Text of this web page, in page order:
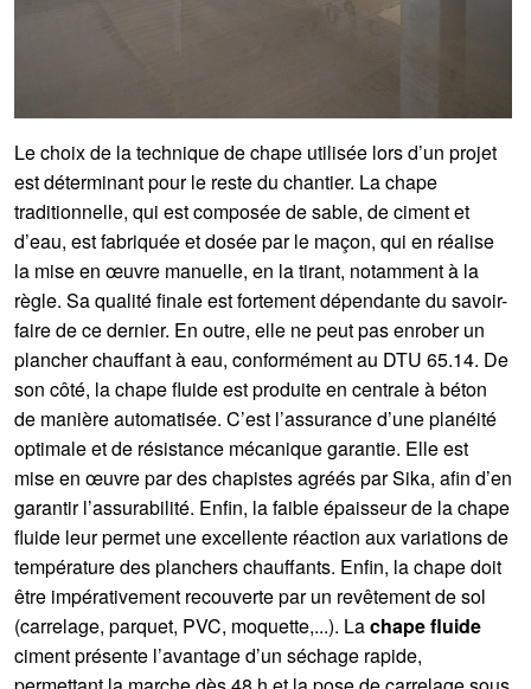
Le choix de la technique de chape utilisée lors d’un projet
est déterminant pour le reste du chantier. La chape
traditionnelle, qui est composée de sable, de ciment et
d’eau, est fabriquée et dosée par le maçon, qui en réalise
la mise en œuvre manuelle, en la tirant, notamment à la
règle. Sa qualité finale est fortement dépendante du savoir-
faire de ce dernier. En outre, elle ne peut pas enrober un
plancher chauffant à eau, conformément au DTU 65.14. De
son côté, la chape fluide est produite en centrale à béton
de manière automatisée. C’est l’assurance d’une planéité
optimale et de résistance mécanique garantie. Elle est
mise en œuvre par des chapistes agréés par Sika, afin d’en
garantir l’assurabilité. Enfin, la faible épaisseur de la chape
fluide leur permet une excellente réaction aux variations de
température des planchers chauffants. Enfin, la chape doit
être impérativement recouverte par un revêtement de sol
(carrelage, parquet, PVC, moquette,...). Lachape fluide
ciment présente l’avantage d’un séchage rapide,